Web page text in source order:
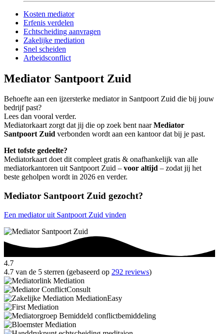
Kosten mediator
Erfenis verdelen
Echtscheiding aanvragen
Zakelijke mediation
Snel scheiden
Arbeidsconflict
Mediator Santpoort Zuid
Behoefte aan een ijzersterke mediator in Santpoort Zuid die bij jouw
bedrijf past?
Lees dan vooral verder.
Mediatorkaart zorgt dat jij die op zoek bent naarMediator
Santpoort Zuid verbonden wordt aan een kantoor dat bij je past.
Het tofste gedeelte?
Mediatorkaart doet dit compleet gratis & onafhankelijk van alle
mediatorkantoren uit Santpoort Zuid – voor altijd – zodat jij het
beste geholpen wordt in 2026 en verder.
Mediator Santpoort Zuid gezocht?
Een mediator uit Santpoort Zuid vinden
4.7
4.7 van de 5 sterren (gebaseerd op 292 reviews)